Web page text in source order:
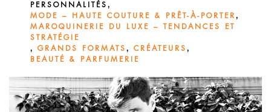
PERSONNALITÉS ,
MODE – HAUTE COUTURE & PRÊT-À-PORTER ,
MAROQUINERIE DU LUXE – TENDANCES ET
STRATÉGIE
, GRANDS FORMATS , CRÉATEURS ,
BEAUTÉ & PARFUMERIE